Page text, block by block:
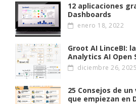
12 aplicaciones
Dashboards
enero 18, 2022
Groot AI LinceBI:
Analytics AI Open
diciembre 26, 2025
25 Consejos de
que empiezan en